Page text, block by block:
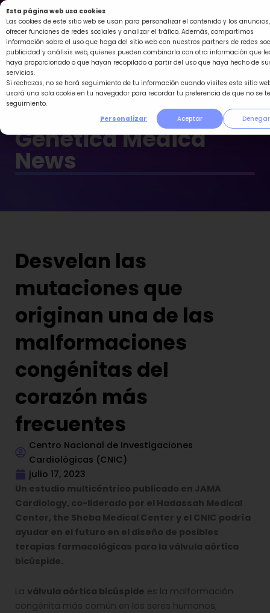
Esta página web usa cookies
Las cookies de este sitio web se usan para personalizar el contenido y los anuncios,
ofrecer funciones de redes sociales y analizar el tráfico. Además, compartimos
información sobre el uso que haga del sitio web con nuestros partners de redes
publicidad y análisis web, quienes pueden combinarla con otra información que
haya proporcionado o que hayan recopilado a partir del uso que haya hecho de
servicios.
Si rechazas, no se hará seguimiento de tu información cuando visites este sitio
usará una sola cookie en tu navegador para recordar tu preferencia de que no se
seguimiento.
Personalizar
Aceptar Denegar
Ir
al
contenido
Genética Médica
News
Desvelan las
mutaciones que
originan una de las
malformaciones
congénitas del
corazón más
frecuentes
Centro Nacional de Investigaciones
Cardiológicas (CNIC)
julio 17, 2023
Un estudio multicéntrico publicado en JAMA
Cardiology, co-liderado por el Hadassah Medical
Center, the Sheba Medical Center y el CNIC podría
ayudar en el futuro en el diseño de posibles
terapias farmacológicas para la válvula aórtica
bicúspide.
La válvula aórtica bicúspide es la malformación
congénita más común en los seres humanos,